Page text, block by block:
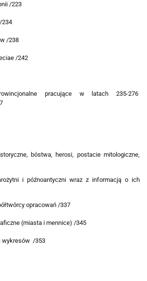
/223
234
/238
/242
pracujące w latach 235-276
bóstwa, herosi, postacie mitologiczne,
i późnoantyczni wraz z informacją o ich
opracowań /337
(miasta i mennice) /345
wykresów /353